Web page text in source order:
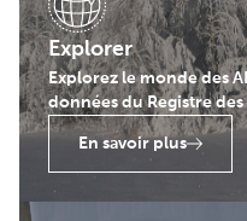
Explorer
Explorez le monde des
données du Registre des
En savoir plus